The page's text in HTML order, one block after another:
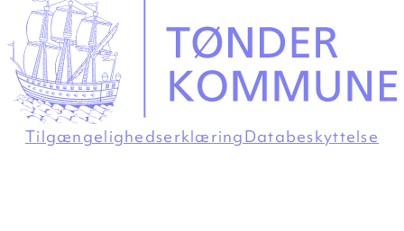
TilgængelighedserklæringDatabeskyttelse